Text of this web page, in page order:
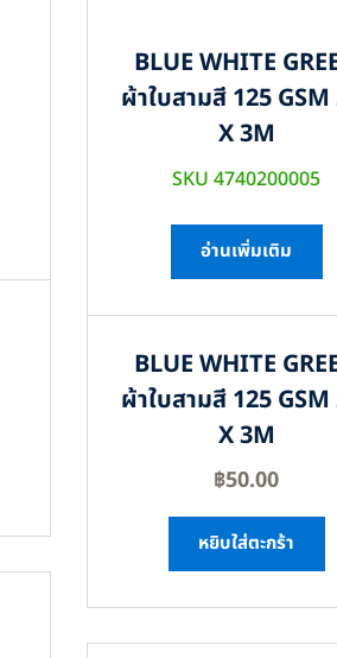
BLUE WHITE
ผ้าใบสามสี 125
X 3M
SKU 4740200005
อ่านเพิ่มเติม
BLUE WHITE
ผ้าใบสามสี 125
X 3M
฿50.00
หยิบใส่ตะกร้า